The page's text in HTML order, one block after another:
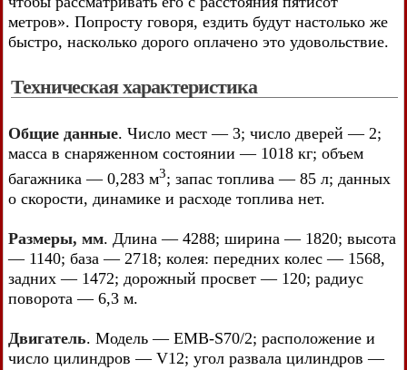
метров». Попросту говоря, ездить будут настолько же
быстро, насколько дорого оплачено это удовольствие.
Техническая характеристика
Общие данные. Число мест — 3; число дверей — 2;
масса в снаряженном состоянии — 1018 кг; объем
багажника — 0,283 м3; запас топлива — 85 л; данных
о скорости, динамике и расходе топлива нет.
Размеры, мм. Длина — 4288; ширина — 1820; высота
— 1140; база — 2718; колея: передних колес — 1568,
задних — 1472; дорожный просвет — 120; радиус
поворота — 6,3 м.
Двигатель. Модель — EMB-S70/2; расположение и
число цилиндров — V12; угол развала цилиндров —